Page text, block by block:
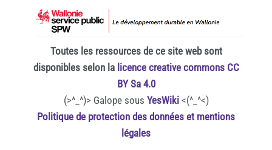
Toutes les ressources de ce site web sont
disponibles selon la licence creative commons CC
BY Sa 4.0
(>^_^)> Galope sous YesWiki<(^_^<)
Politique de protection des données et mentions
légales